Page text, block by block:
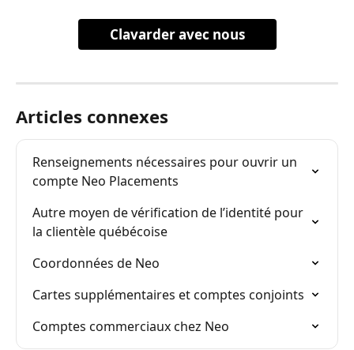
Clavarder avec nous
Articles connexes
Renseignements nécessaires pour ouvrir un
compte Neo Placements
Autre moyen de vérification de l’identité pour
la clientèle québécoise
Coordonnées de Neo
Cartes supplémentaires et comptes conjoints
Comptes commerciaux chez Neo